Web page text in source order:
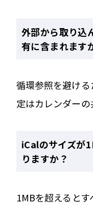
外部から取り込
有に含まれます
循環参照を避け
定はカレンダーの
iCalのサイズが
りますか？
1MBを超えると